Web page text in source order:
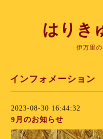
はりき
伊万里
インフォメーション
2023-08-30 16:44:32
9月のお知らせ